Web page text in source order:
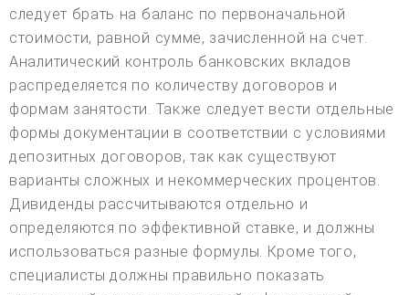
следует брать на баланс по первоначальной
стоимости, равной сумме, зачисленной на счет.
Аналитический контроль банковских вкладов
распределяется по количеству договоров и
формам занятости. Также следует вести отдельные
формы документации в соответствии с условиями
депозитных договоров, так как существуют
варианты сложных и некоммерческих процентов.
Дивиденды рассчитываются отдельно и
определяются по эффективной ставке, и должны
использоваться разные формулы. Кроме того,
специалисты должны правильно показать